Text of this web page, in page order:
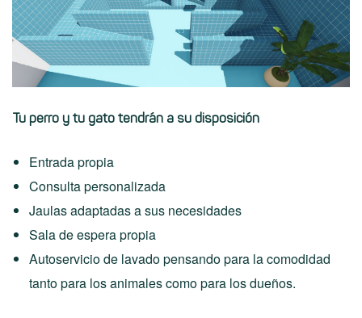
Tu perro y tu gato tendrán a su disposición
Entrada propia
Consulta personalizada
Jaulas adaptadas a sus necesidades
Sala de espera propia
Autoservicio de lavado pensando para la comodidad
tanto para los animales como para los dueños.